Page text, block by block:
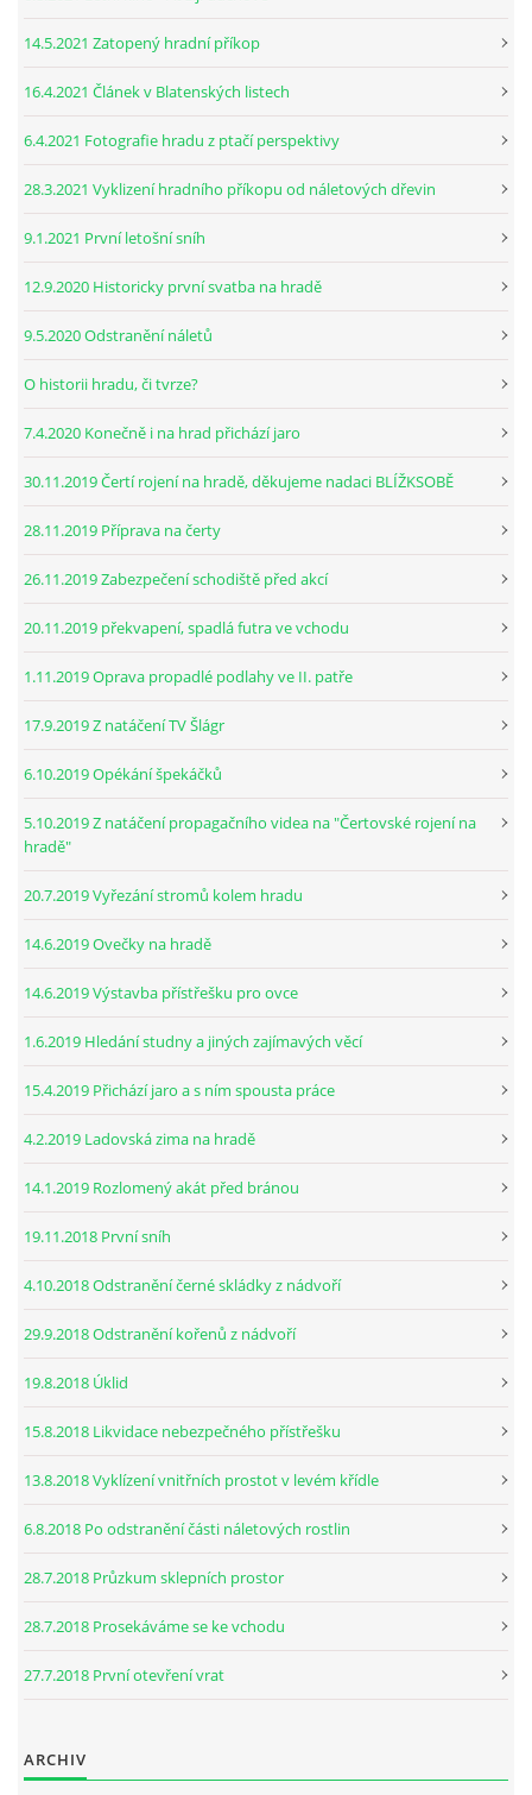
14.5.2021 Zatopený hradní příkop
16.4.2021 Článek v Blatenských listech
6.4.2021 Fotografie hradu z ptačí perspektivy
28.3.2021 Vyklizení hradního příkopu od náletových dřevin
9.1.2021 První letošní sníh
12.9.2020 Historicky první svatba na hradě
9.5.2020 Odstranění náletů
O historii hradu, či tvrze?
7.4.2020 Konečně i na hrad přichází jaro
30.11.2019 Čertí rojení na hradě, děkujeme nadaci BLÍŽKSOBĚ
28.11.2019 Příprava na čerty
26.11.2019 Zabezpečení schodiště před akcí
20.11.2019 překvapení, spadlá futra ve vchodu
1.11.2019 Oprava propadlé podlahy ve II. patře
17.9.2019 Z natáčení TV Šlágr
6.10.2019 Opékání špekáčků
5.10.2019 Z natáčení propagačního videa na "Čertovské rojení na
hradě"
20.7.2019 Vyřezání stromů kolem hradu
14.6.2019 Ovečky na hradě
14.6.2019 Výstavba přístřešku pro ovce
1.6.2019 Hledání studny a jiných zajímavých věcí
15.4.2019 Přichází jaro a s ním spousta práce
4.2.2019 Ladovská zima na hradě
14.1.2019 Rozlomený akát před bránou
19.11.2018 První sníh
4.10.2018 Odstranění černé skládky z nádvoří
29.9.2018 Odstranění kořenů z nádvoří
19.8.2018 Úklid
15.8.2018 Likvidace nebezpečného přístřešku
13.8.2018 Vyklízení vnitřních prostot v levém křídle
6.8.2018 Po odstranění části náletových rostlin
28.7.2018 Průzkum sklepních prostor
28.7.2018 Prosekáváme se ke vchodu
27.7.2018 První otevření vrat
ARCHIV